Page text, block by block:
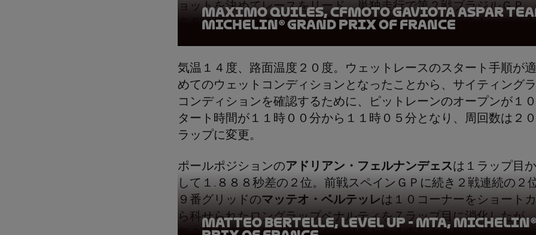
ョットを決めてレースをリード。単独走行で第２戦ブラジルＧＰ
ＧＰに続き今季３勝目、開幕戦タイＧＰから５戦連続のトップ２
Maximo Quiles, CFMOTO Gaviota Aspar
Michelin® Grand Prix of France
気温１４度、路面温度２０度。ウェットレースのスタート手順が
めてのウェットコンディションとなったことから、サイティング
コンディションを確認するために、ピットレーンのオープンが１
タート時間が１１時００分から１１時０５分となり、周回数は２
ラップに変更。
ポールポジションの アドリアン・フェルナンデェスは１ラップ目
して１.８８８秒差の２位。前戦スペインＧＰに続き２戦連続の２
９番グリッドのマッテオ・ベルテッレは１０コーナーをショート
ら科せられたロングラップペナルティを７ラップ目に消化したが
Matteo Bertelle, LEVEL UP - MTA,